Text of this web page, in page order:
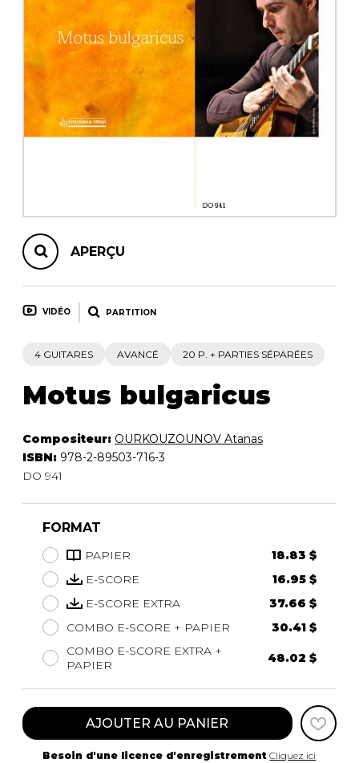
AUTRES PRODUITS
APERÇU
VIDÉO PARTITION
4 GUITARES AVANCÉ 20 P. + PARTIES SÉPARÉES
Motus bulgaricus
Compositeur: OURKOUZOUNOV Atanas
ISBN: 978-2-89503-716-3
DO 941
FORMAT
PAPIER
18.83 $
E-SCORE
16.95 $
E-SCORE EXTRA
37.66 $
COMBO E-SCORE + PAPIER
30.41 $
COMBO E-SCORE EXTRA +
PAPIER
48.02 $
AJOUTER AU PANIER
Besoin d'une licence d'enregistrement Cliquez ici